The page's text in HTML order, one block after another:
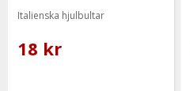
Italienska hjulbultar
18 kr